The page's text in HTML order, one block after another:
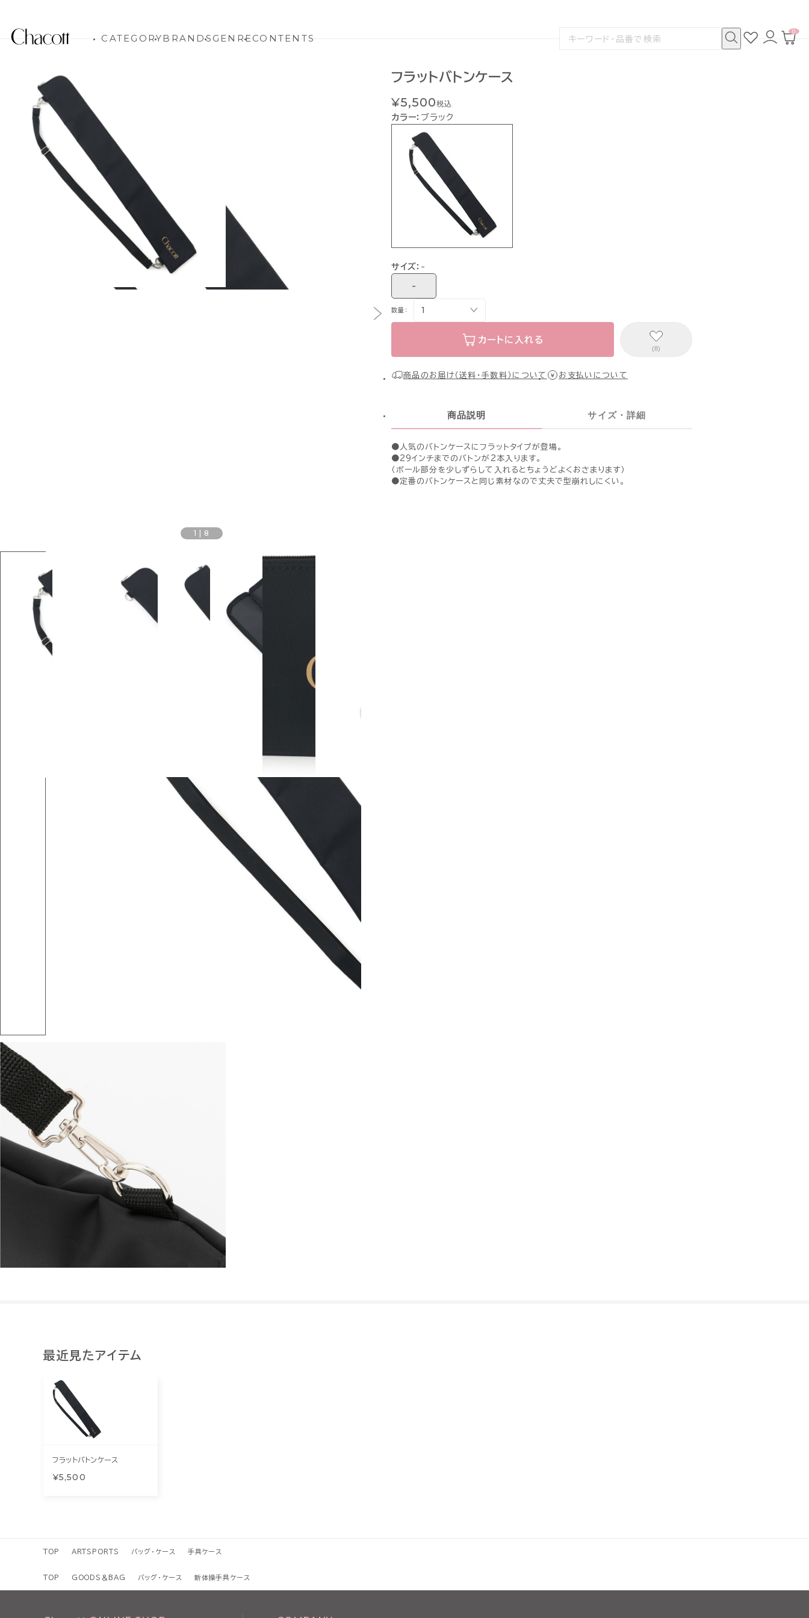
CATEGORYBRANDSGENRECONTENTS
検
お
気
ロ
グ
カ
0
1 8
フラットバトンケース
¥5,500税込
カラー： ブラック
サイズ： -
-
数量：
カートに入れる
(8)
商品のお届け（送料・手数料）について お支払いについて
商品説明 サイズ・詳細
●人気のバトンケースにフラットタイプが登場。
●29インチまでのバトンが2本入ります。
（ボール部分を少しずらして入れるとちょうどよくおさまります）
●定番のバトンケースと同じ素材なので丈夫で型崩れしにくい。
最近見たアイテム
フラットバトンケース
¥5,500
TOP ARTSPORTS バッグ・ケース 手具ケース
TOP GOODS＆BAG バッグ・ケース 新体操手具ケース